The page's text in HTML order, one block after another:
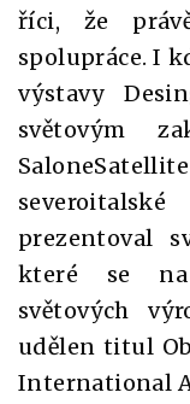
říci, že
spolupráce. I
výstavy
světovým
prezentoval
které se na
světových
udělen titul
International